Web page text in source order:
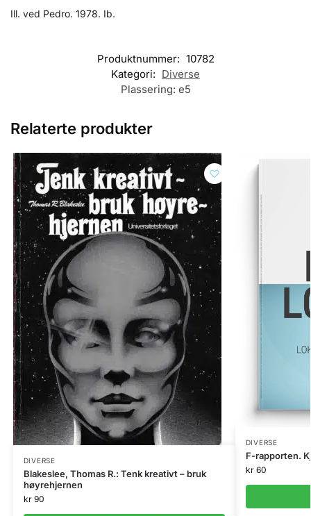
Ill. ved Pedro. 1978. Ib.
Produktnummer: 10782
Kategori: Diverse
Plassering: e5
Relaterte produkter
DIVERSE
Blakeslee, Thomas R.: Tenk kreativt – bruk
høyrehjernen
kr90
DIVERSE
F-rapporten.
kr60